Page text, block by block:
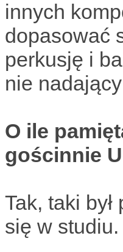
innych
dopasować
perkusję i
nie
O ile
gościnnie
Tak, taki
się w